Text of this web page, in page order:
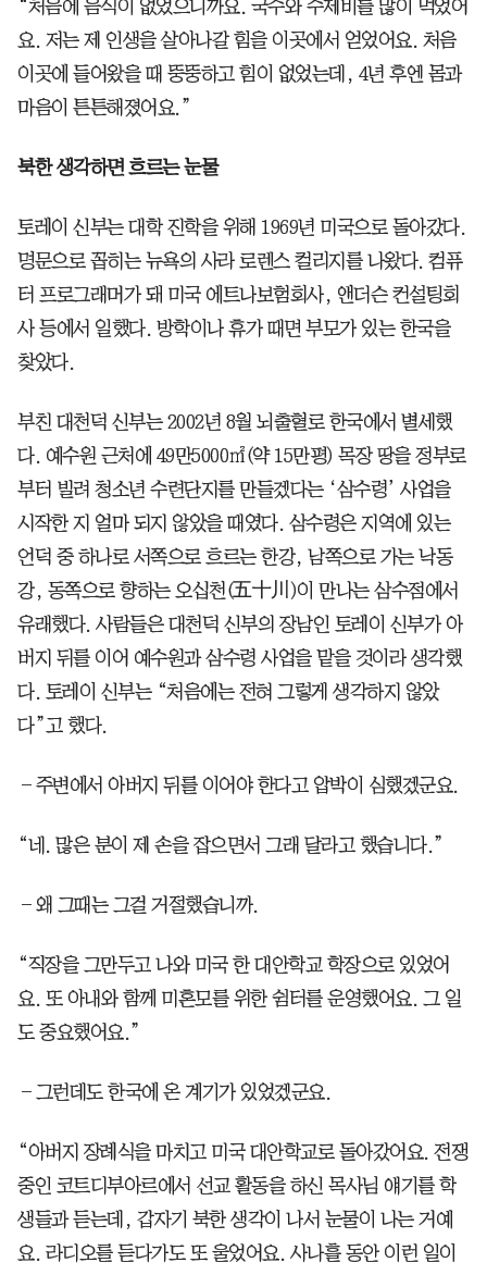
“처음에 음식이 없었으니까요. 국수와 수제비를 많이 먹었어
요. 저는 제 인생을 살아나갈 힘을 이곳에서 얻었어요. 처음
이곳에 들어왔을 때 뚱뚱하고 힘이 없었는데, 4년 후엔 몸과
마음이 튼튼해졌어요.”
북한 생각하면 흐르는 눈물
토레이 신부는 대학 진학을 위해 1969년 미국으로 돌아갔다.
명문으로 꼽히는 뉴욕의 사라 로렌스 컬리지를 나왔다. 컴퓨
터 프로그래머가 돼 미국 에트나보험회사, 앤더슨 컨설팅회
사 등에서 일했다. 방학이나 휴가 때면 부모가 있는 한국을
찾았다.
부친 대천덕 신부는 2002년 8월 뇌출혈로 한국에서 별세했
다. 예수원 근처에 49만5000㎡(약 15만평) 목장 땅을 정부로
부터 빌려 청소년 수련단지를 만들겠다는 ‘삼수령’ 사업을
시작한 지 얼마 되지 않았을 때였다. 삼수령은 지역에 있는
언덕 중 하나로 서쪽으로 흐르는 한강, 남쪽으로 가는 낙동
강, 동쪽으로 향하는 오십천(五十川)이 만나는 삼수점에서
유래했다. 사람들은 대천덕 신부의 장남인 토레이 신부가 아
버지 뒤를 이어 예수원과 삼수령 사업을 맡을 것이라 생각했
다. 토레이 신부는 “처음에는 전혀 그렇게 생각하지 않았
다”고 했다.
―주변에서 아버지 뒤를 이어야 한다고 압박이 심했겠군요.
“네. 많은 분이 제 손을 잡으면서 그래 달라고 했습니다.”
―왜 그때는 그걸 거절했습니까.
“직장을 그만두고 나와 미국 한 대안학교 학장으로 있었어
요. 또 아내와 함께 미혼모를 위한 쉼터를 운영했어요. 그 일
도 중요했어요.”
―그런데도 한국에 온 계기가 있었겠군요.
“아버지 장례식을 마치고 미국 대안학교로 돌아갔어요. 전쟁
중인 코트디부아르에서 선교 활동을 하신 목사님 얘기를 학
생들과 듣는데, 갑자기 북한 생각이 나서 눈물이 나는 거예
요. 라디오를 듣다가도 또 울었어요. 사나흘 동안 이런 일이